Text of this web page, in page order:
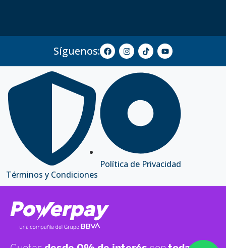
Síguenos:
Términos y Condiciones
Política de Privacidad